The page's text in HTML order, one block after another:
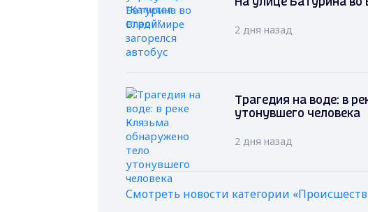
На улице Батурина во
2 дня назад
Трагедия на воде: в
утонувшего человека
2 дня назад
Смотреть новости категории